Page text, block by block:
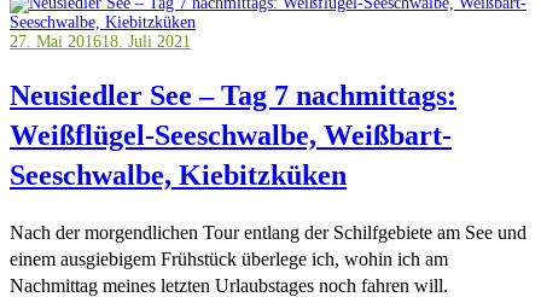
27. Mai 201618. Juli 2021
Neusiedler See – Tag 7 nachmittags:
Weißflügel-Seeschwalbe, Weißbart-
Seeschwalbe, Kiebitzküken
Nach der morgendlichen Tour entlang der Schilfgebiete am See und
einem ausgiebigem Frühstück überlege ich, wohin ich am
Nachmittag meines letzten Urlaubstages noch fahren will.